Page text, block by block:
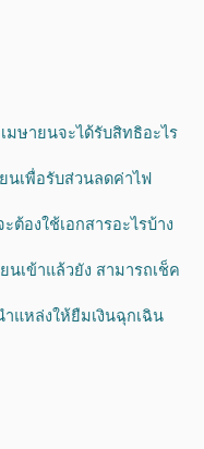
มษายนจะได้รับสิทธิอะไร
นเพื่อรับส่วนลดค่าไฟ
ต้องใช้เอกสารอะไรบ้าง
นเข้าแล้วยัง สามารถเช็ค
แหล่งให้ยืมเงินฉุกเฉิน